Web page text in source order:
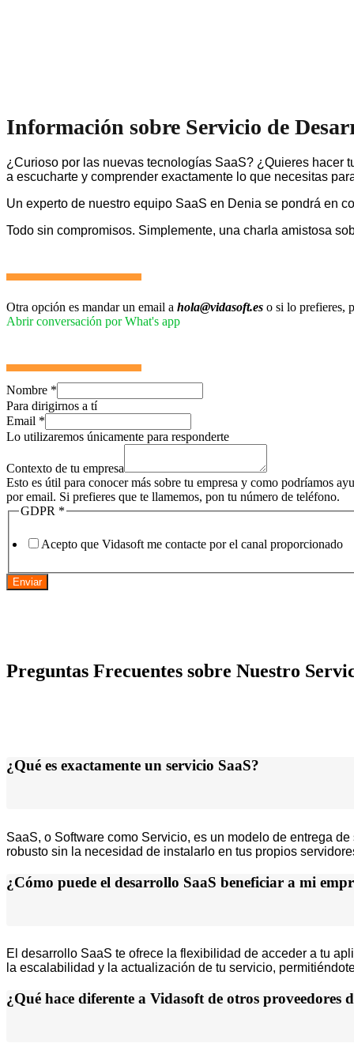
Información sobre Servicio de
¿Curioso por las nuevas tecnologías SaaS? ¿Quieres hacer
a escucharte y comprender exactamente lo que necesitas
Un experto de nuestro equipo SaaS en Denia se pondrá en
Todo sin compromisos. Simplemente, una charla amistosa
Otra opción es mandar un email a hola@vidasoft.es o si lo prefieres,
Abrir conversación por What's app
Nombre *
Para dirigirnos a tí
Email *
Lo utilizaremos únicamente para responderte
Contexto de tu empresa
Esto es útil para conocer más sobre tu empresa y como podríamos
por email. Si prefieres que te llamemos, pon tu número de teléfono.
GDPR *
Acepto que Vidasoft me contacte por el canal proporcionado
Enviar
Preguntas Frecuentes sobre Nuestro
¿Qué es exactamente un servicio SaaS?
SaaS, o Software como Servicio, es un modelo de entrega
robusto sin la necesidad de instalarlo en tus propios
¿Cómo puede el desarrollo SaaS beneficiar a mi
El desarrollo SaaS te ofrece la flexibilidad de acceder a tu
la escalabilidad y la actualización de tu servicio,
¿Qué hace diferente a Vidasoft de otros proveedores